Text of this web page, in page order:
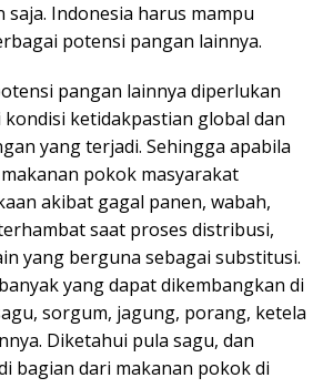
Indonesia harus mampu
potensi pangan lainnya.
pangan lainnya diperlukan
ketidakpastian global dan
yang terjadi. Sehingga apabila
pokok masyarakat
akibat gagal panen, wabah,
saat proses distribusi,
yang berguna sebagai substitusi.
yang dapat dikembangkan di
sorgum, jagung, porang, ketela
Diketahui pula sagu, dan
bagian dari makanan pokok di